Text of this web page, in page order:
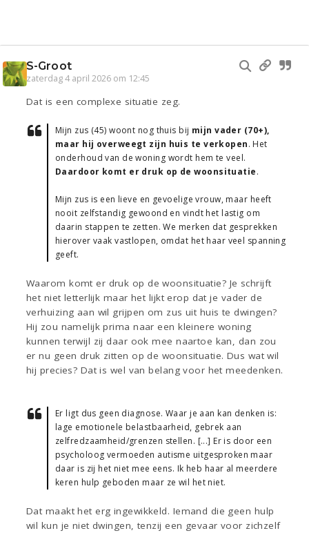
S-Groot
zaterdag 4 april 2026 om 12:45
Dat is een complexe situatie zeg.
Mijn zus (45) woont nog thuis bij mijn vader (70+),
maar hij overweegt zijn huis te verkopen. Het
onderhoud van de woning wordt hem te veel.
Daardoor komt er druk op de woonsituatie.
Mijn zus is een lieve en gevoelige vrouw, maar heeft
nooit zelfstandig gewoond en vindt het lastig om
daarin stappen te zetten. We merken dat gesprekken
hierover vaak vastlopen, omdat het haar veel spanning
geeft.
Waarom komt er druk op de woonsituatie? Je schrijft
het niet letterlijk maar het lijkt erop dat je vader de
verhuizing aan wil grijpen om zus uit huis te dwingen?
Hij zou namelijk prima naar een kleinere woning
kunnen terwijl zij daar ook mee naartoe kan, dan zou
er nu geen druk zitten op de woonsituatie. Dus wat wil
hij precies? Dat is wel van belang voor het meedenken.
Er ligt dus geen diagnose. Waar je aan kan denken is:
lage emotionele belastbaarheid, gebrek aan
zelfredzaamheid/grenzen stellen. [...] Er is door een
psycholoog vermoeden autisme uitgesproken maar
daar is zij het niet mee eens. Ik heb haar al meerdere
keren hulp geboden maar ze wil het niet.
Dat maakt het erg ingewikkeld. Iemand die geen hulp
wil kun je niet dwingen, tenzij een gevaar voor zichzelf